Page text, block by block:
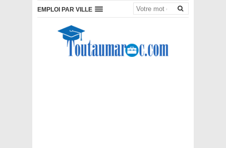
EMPLOI PAR VILLE